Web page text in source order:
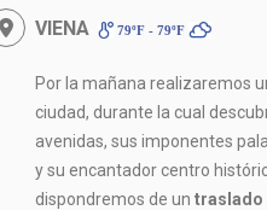
VIENA 79ºF - 79ºF
Por la mañana realizaremos
ciudad, durante la cual
avenidas, sus imponentes
y su encantador centro
dispondremos de untraslado